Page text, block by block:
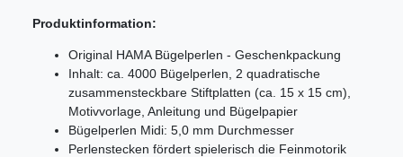
Produktinformation:
Original HAMA Bügelperlen - Geschenkpackung
Inhalt: ca. 4000 Bügelperlen, 2 quadratische
zusammensteckbare Stiftplatten (ca. 15 x 15 cm),
Motivvorlage, Anleitung und Bügelpapier
Bügelperlen Midi: 5,0 mm Durchmesser
Perlenstecken fördert spielerisch die Feinmotorik